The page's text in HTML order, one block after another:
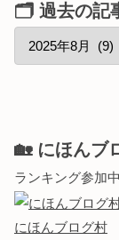
🗂 過去の記
🏡 にほんブ
ランキング参加
にほんブログ村